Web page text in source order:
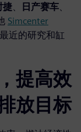
捷 日产赛车
Simcenter
近的研究和缸
提高效
放目标